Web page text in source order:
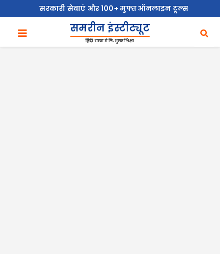
सरकारी सेवाएं और 100+ मुफ्त ऑनलाइन टूल्स
समरीन इंस्टीट्यूट
हिंदी भाषा में निःशुल्क शिक्षा